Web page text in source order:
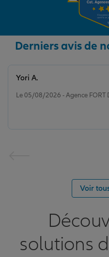
Derniers avis de
Le 05/08/2026 - Agence FORT
Yori A.
Voir
solutions